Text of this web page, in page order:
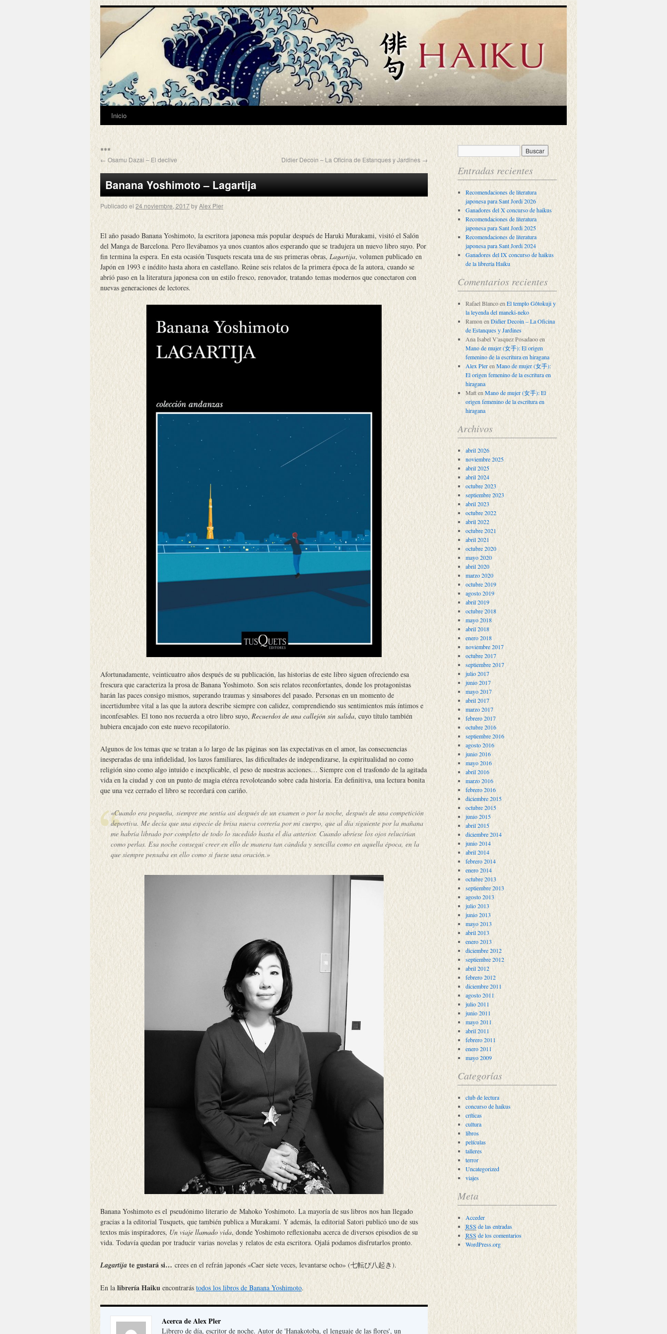
Inicio
***
← Osamu Dazai – El declive Didier Decoin – La Oficina de Estanques y Jardines →
Banana Yoshimoto – Lagartija
Publicado el 24 noviembre, 2017byAlex Pler
El año pasado Banana Yoshimoto, la escritora japonesa más popular después de Haruki Murakami, visitó el Salón
del Manga de Barcelona. Pero llevábamos ya unos cuantos años esperando que se tradujera un nuevo libro suyo. Por
fin termina la espera. En esta ocasión Tusquets rescata una de sus primeras obras,Lagartija, volumen publicado en
Japón en 1993 e inédito hasta ahora en castellano. Reúne seis relatos de la primera época de la autora, cuando se
abrió paso en la literatura japonesa con un estilo fresco, renovador, tratando temas modernos que conectaron con
nuevas generaciones de lectores.
Afortunadamente, veinticuatro años después de su publicación, las historias de este libro siguen ofreciendo esa
frescura que caracteriza la prosa de Banana Yoshimoto. Son seis relatos reconfortantes, donde los protagonistas
harán las paces consigo mismos, superando traumas y sinsabores del pasado. Personas en un momento de
incertidumbre vital a las que la autora describe siempre con calidez, comprendiendo sus sentimientos más íntimos e
inconfesables. El tono nos recuerda a otro libro suyo, Recuerdos de una callejón sin salida, cuyo título también
hubiera encajado con este nuevo recopilatorio.
Algunos de los temas que se tratan a lo largo de las páginas son las expectativas en el amor, las consecuencias
inesperadas de una infidelidad, los lazos familiares, las dificultades de independizarse, la espiritualidad no como
religión sino como algo intuido e inexplicable, el peso de nuestras acciones… Siempre con el trasfondo de la agitada
vida en la ciudad y con un punto de magia etérea revoloteando sobre cada historia. En definitiva, una lectura bonita
que una vez cerrado el libro se recordará con cariño.
«Cuando era pequeña, siempre me sentía así después de un examen o por la noche, después de una competición
deportiva. Me decía que una especie de brisa nueva correría por mi cuerpo, que al día siguiente por la mañana
me habría librado por completo de todo lo sucedido hasta el día anterior. Cuando abriese los ojos relucirían
como perlas. Esa noche conseguí creer en ello de manera tan cándida y sencilla como en aquella época, en la
que siempre pensaba en ello como si fuese una oración.»
Banana Yoshimoto es el pseudónimo literario de Mahoko Yoshimoto. La mayoría de sus libros nos han llegado
gracias a la editorial Tusquets, que también publica a Murakami. Y además, la editorial Satori publicó uno de sus
textos más inspiradores, Un viaje llamado vida, donde Yoshimoto reflexionaba acerca de diversos episodios de su
vida. Todavía quedan por traducir varias novelas y relatos de esta escritora. Ojalá podamos disfrutarlos pronto.
Lagartija te gustará si… crees en el refrán japonés «Caer siete veces, levantarse ocho» (七転び八起き).
En la librería Haiku encontrarás todos los libros de Banana Yoshimoto.
Acerca de Alex Pler
Librero de día, escritor de noche. Autor de 'Hanakotoba, el lenguaje de las flores', un
Entradas recientes
Recomendaciones de literatura
japonesa para Sant Jordi 2026
Ganadores del X concurso de haikus
Recomendaciones de literatura
japonesa para Sant Jordi 2025
Recomendaciones de literatura
japonesa para Sant Jordi 2024
Ganadores del IX concurso de haikus
de la librería Haiku
Comentarios recientes
Rafael Blancoen El templo Gôtokuji y
la leyenda del maneki-neko
Ramonen Didier Decoin – La Oficina
de Estanques y Jardines
Ana Isabel V'asquez Posadaooen
Mano de mujer (女手): El origen
femenino de la escritura en hiragana
Alex PlerenMano de mujer (女手):
El origen femenino de la escritura en
hiragana
Matten Mano de mujer (女手): El
origen femenino de la escritura en
hiragana
Archivos
abril 2026
noviembre 2025
abril 2025
abril 2024
octubre 2023
septiembre 2023
abril 2023
octubre 2022
abril 2022
octubre 2021
abril 2021
octubre 2020
mayo 2020
abril 2020
marzo 2020
octubre 2019
agosto 2019
abril 2019
octubre 2018
mayo 2018
abril 2018
enero 2018
noviembre 2017
octubre 2017
septiembre 2017
julio 2017
junio 2017
mayo 2017
abril 2017
marzo 2017
febrero 2017
octubre 2016
septiembre 2016
agosto 2016
junio 2016
mayo 2016
abril 2016
marzo 2016
febrero 2016
diciembre 2015
octubre 2015
junio 2015
abril 2015
diciembre 2014
junio 2014
abril 2014
febrero 2014
enero 2014
octubre 2013
septiembre 2013
agosto 2013
julio 2013
junio 2013
mayo 2013
abril 2013
enero 2013
diciembre 2012
septiembre 2012
abril 2012
febrero 2012
diciembre 2011
agosto 2011
julio 2011
junio 2011
mayo 2011
abril 2011
febrero 2011
enero 2011
mayo 2009
Categorías
club de lectura
concurso de haikus
críticas
cultura
libros
películas
talleres
terror
Uncategorized
viajes
Meta
Acceder
RSS de las entradas
RSS de los comentarios
WordPress.org